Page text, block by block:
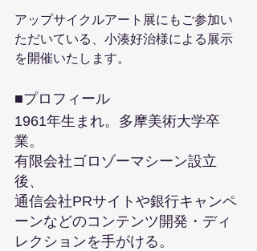
アップサイクルアート展にもご参加い
ただいている、小湊好治様による展示
を開催いたします。
■プロフィール
1961年生まれ。多摩美術大学卒
業。
有限会社ゴロゾーマシーン設立
後、
通信会社PRサイトや銀行キャンペ
ーンなどのコンテンツ開発・ディ
レクションを手がける。